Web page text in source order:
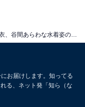
上原亜衣、谷間あらわな水着姿のすっぴんショット公開！ 「これがすっぴんとは…神やん」「顔ちっちゃい」
お届けします。知ってる
る、ネット発「知ら（な